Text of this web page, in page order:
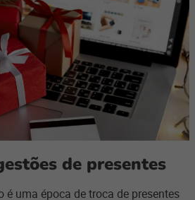
de presentes
é uma época de troca de presentes